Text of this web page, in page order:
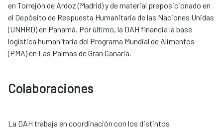
en Torrejón de Ardoz (Madrid) y de material preposicionado en
el Depósito de Respuesta Humanitaria de las Naciones Unidas
(UNHRD) en Panamá. Por último, la DAH financia la base
logística humanitaria del Programa Mundial de Alimentos
(PMA) en Las Palmas de Gran Canaria. ​​​​​​​
Colaboraciones
La DAH trabaja en coordinación con los distintos